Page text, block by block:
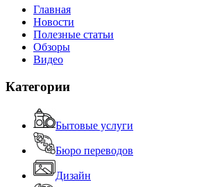
Главная
Новости
Полезные статьи
Обзоры
Видео
Категории
Бытовые услуги
Бюро переводов
Дизайн